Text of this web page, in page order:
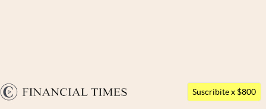
Argentina
Members Suscribite x $800